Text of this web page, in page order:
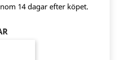
14 dagar efter köpet.